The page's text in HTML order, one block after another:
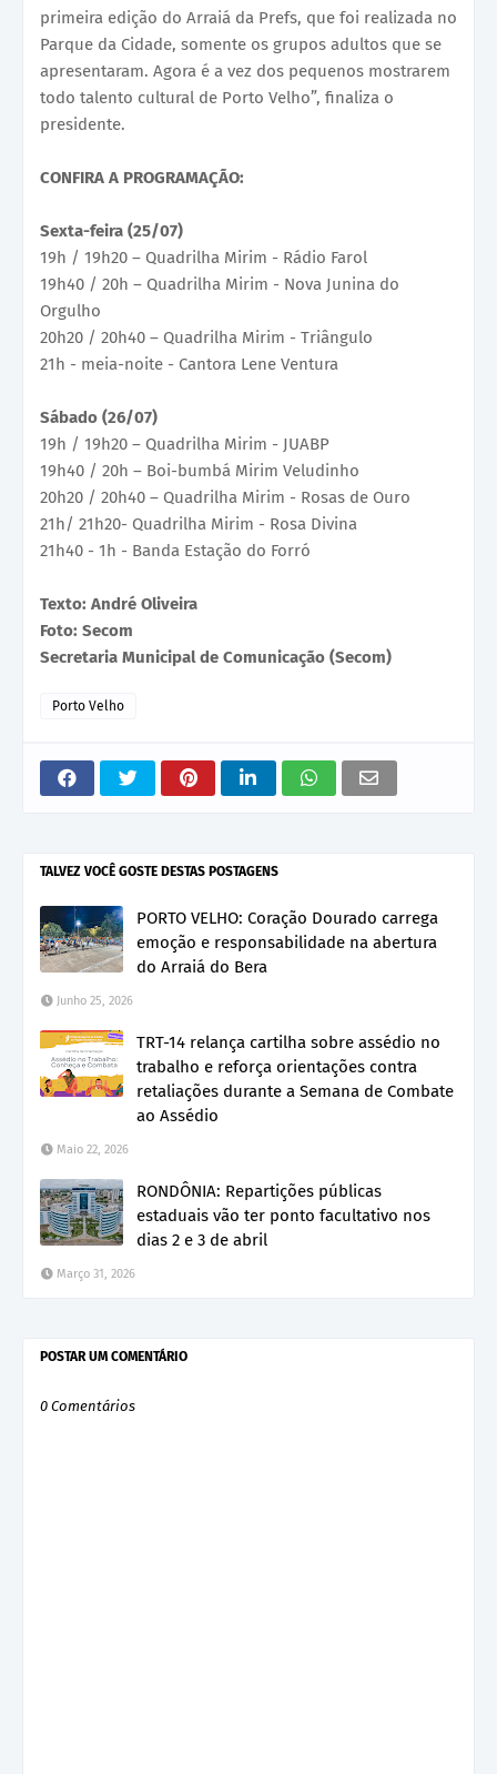
primeira edição do Arraiá da Prefs, que foi realizada no
Parque da Cidade, somente os grupos adultos que se
apresentaram. Agora é a vez dos pequenos mostrarem
todo talento cultural de Porto Velho”, finaliza o
presidente.
CONFIRA A PROGRAMAÇÃO:
Sexta-feira (25/07)
19h / 19h20 – Quadrilha Mirim - Rádio Farol
19h40 / 20h – Quadrilha Mirim - Nova Junina do
Orgulho
20h20 / 20h40 – Quadrilha Mirim - Triângulo
21h - meia-noite - Cantora Lene Ventura
Sábado (26/07)
19h / 19h20 – Quadrilha Mirim - JUABP
19h40 / 20h – Boi-bumbá Mirim Veludinho
20h20 / 20h40 – Quadrilha Mirim - Rosas de Ouro
21h/ 21h20- Quadrilha Mirim - Rosa Divina
21h40 - 1h - Banda Estação do Forró
Texto: André Oliveira
Foto: Secom
Secretaria Municipal de Comunicação (Secom)
Porto Velho
TALVEZ VOCÊ GOSTE DESTAS POSTAGENS
PORTO VELHO: Coração Dourado carrega
emoção e responsabilidade na abertura
do Arraiá do Bera
Junho 25, 2026
TRT-14 relança cartilha sobre assédio no
trabalho e reforça orientações contra
retaliações durante a Semana de Combate
ao Assédio
Maio 22, 2026
RONDÔNIA: Repartições públicas
estaduais vão ter ponto facultativo nos
dias 2 e 3 de abril
Março 31, 2026
POSTAR UM COMENTÁRIO
0 Comentários